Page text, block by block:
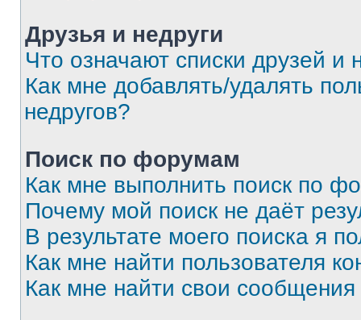
Друзья и недруги
Что означают списки друзей и
Как мне добавлять/удалять
недругов?
Поиск по форумам
Как мне выполнить поиск по
Почему мой поиск не даёт
В результате моего поиска я
Как мне найти пользователя
Как мне найти свои